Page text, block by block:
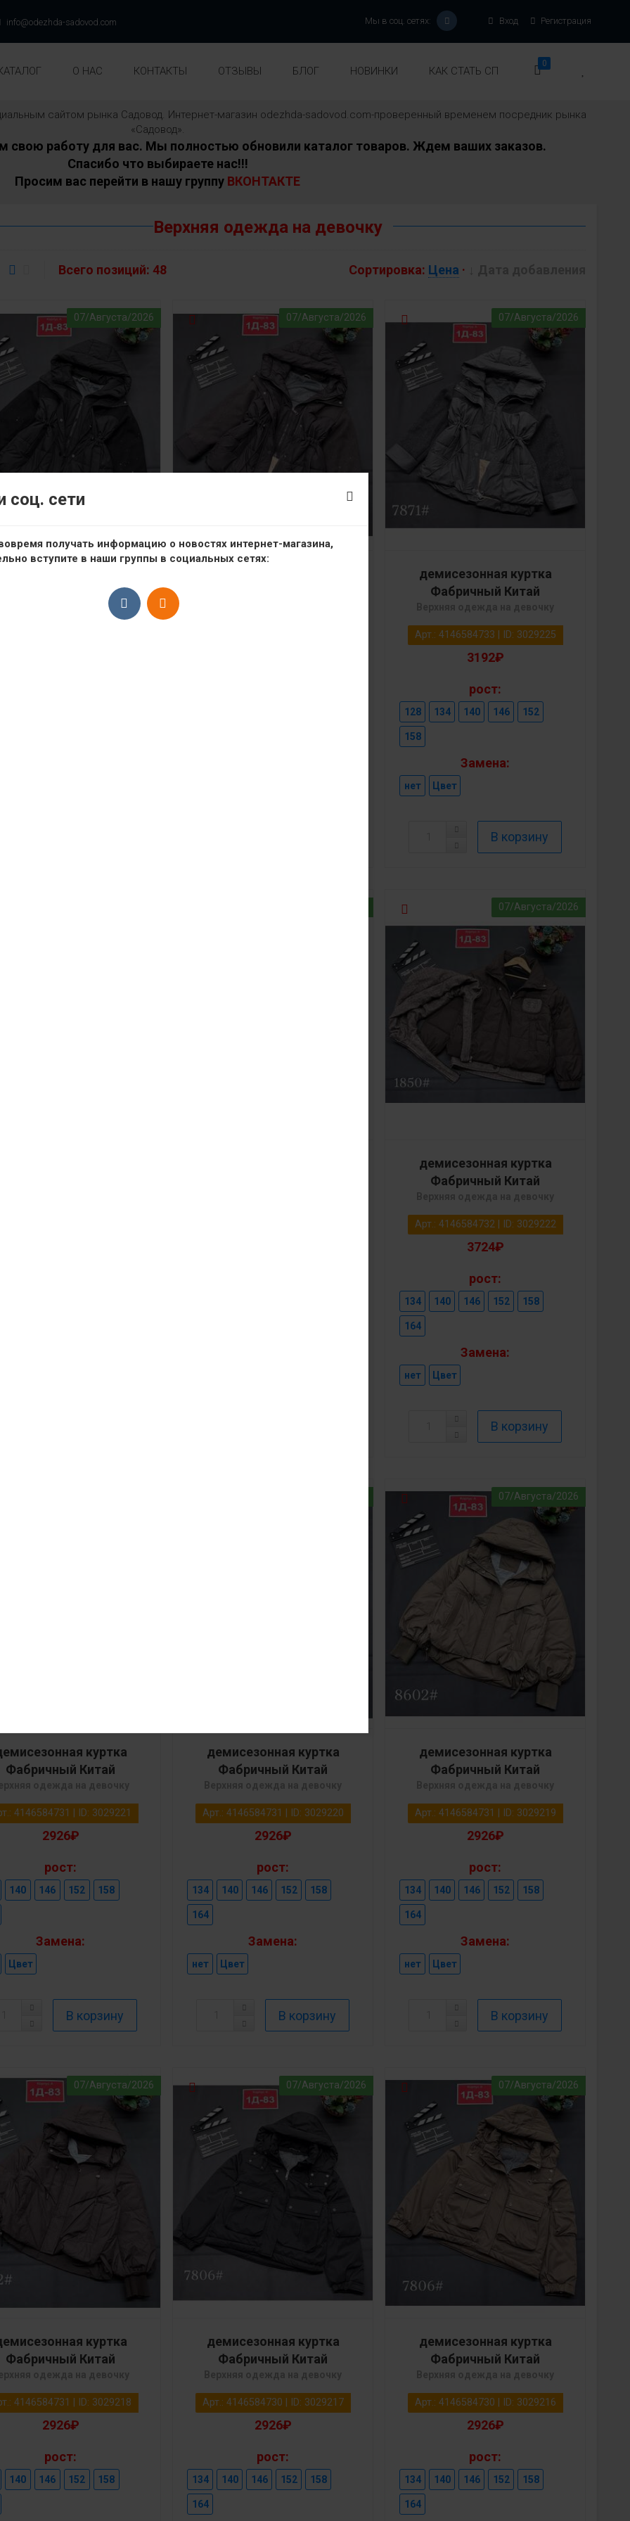
info@odezhda-sadovod.com Вход Регистрация
Мы в соц. сетях:
О НАС КОНТАКТЫ ОТЗЫВЫ БЛОГ НОВИНКИ КАК СТАТЬ СП
0
сайтом рынка Садовод. Интернет-магазин odezhda-sadovod.com-проверенный временем посредник рынка
«Садовод».
работу для вас. Мы полностью обновили каталог товаров. Ждем ваших заказов.
Спасибо что выбираете нас!!!
Просим вас перейти в нашу группу ВКОНТАКТЕ
Верхняя одежда на девочку
Всего позиций: 48 Сортировка: Цена ·
07/Августа/2026
Фабричный Китай
одежда на девочку
07/Августа/2026 07/Августа/2026
демисезонная куртка
Фабричный Китай
Арт.: 4146584733 | ID: 3029225
3192₽
рост:
128 134 140 146 152
158
Замена:
нет Цвет
07/Августа/2026
демисезонная куртка
Фабричный Китай
Арт.: 4146584732 | ID: 3029222
3724₽
рост:
134 140 146 152 158
164
Замена:
нет Цвет
куртка
Фабричный Китай
4146584731 | ID: 3029221
2926₽
рост:
140 146 152 158
Замена:
Цвет
демисезонная куртка
Фабричный Китай
Арт.: 4146584731 | ID: 3029220
2926₽
рост:
134 140 146 152 158
164
Замена:
нет Цвет
07/Августа/2026
демисезонная куртка
Фабричный Китай
Арт.: 4146584731 | ID: 3029219
2926₽
рост:
134 140 146 152 158
164
Замена:
нет Цвет
07/Августа/2026
куртка
Фабричный Китай
4146584731 | ID: 3029218
2926₽
рост:
140 146 152 158
07/Августа/2026
демисезонная куртка
Фабричный Китай
Арт.: 4146584730 | ID: 3029217
2926₽
рост:
134 140 146 152 158
164
07/Августа/2026
демисезонная куртка
Фабричный Китай
Арт.: 4146584730 | ID: 3029216
2926₽
рост:
134 140 146 152 158
164
соц. сети
получать информацию о новостях интернет-магазина,
вступите в наши группы в социальных сетях: